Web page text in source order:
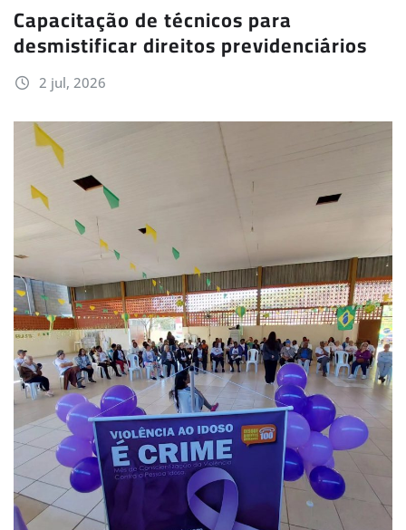
Capacitação de técnicos para
desmistificar direitos previdenciários
2 jul, 2026